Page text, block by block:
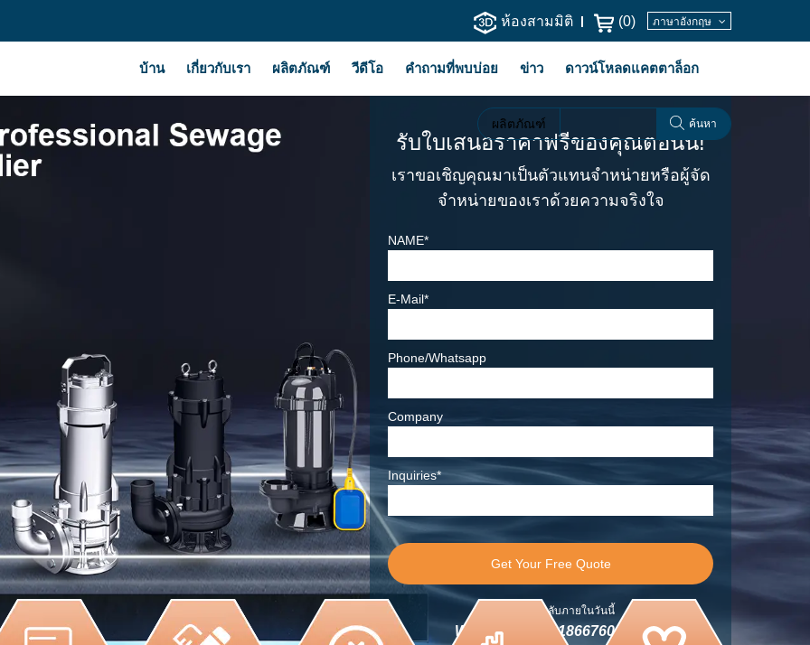
ห้องสามมิติ (0) ภาษาอังกฤษ
บ้าน เกี่ยวกับเรา ผลิตภัณฑ์ วีดีโอ คำถามที่พบบ่อย ข่าว ดาวน์โหลดแคตตาล็อก
ผลิตภัณฑ์ ค้นหา
รับใบเสนอราคาฟรีของคุณตอนนี้!
เราขอเชิญคุณมาเป็นตัวแทนจำหน่ายหรือผู้จัด
จำหน่ายของเราด้วยความจริงใจ
NAME*
E-Mail*
Phone/Whatsapp
Company
Inquiries*
เราจะติดต่อกลับภายในวันนี้
Whatsapp:+86-18667600006